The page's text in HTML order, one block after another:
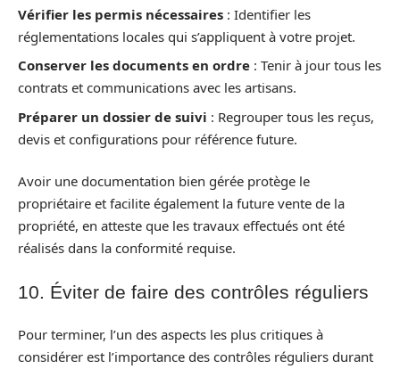
Vérifier les permis nécessaires : Identifier les
réglementations locales qui s’appliquent à votre projet.
Conserver les documents en ordre : Tenir à jour tous les
contrats et communications avec les artisans.
Préparer un dossier de suivi : Regrouper tous les reçus,
devis et configurations pour référence future.
Avoir une documentation bien gérée protège le
propriétaire et facilite également la future vente de la
propriété, en atteste que les travaux effectués ont été
réalisés dans la conformité requise.
10. Éviter de faire des contrôles réguliers
Pour terminer, l’un des aspects les plus critiques à
considérer est l’importance des contrôles réguliers durant